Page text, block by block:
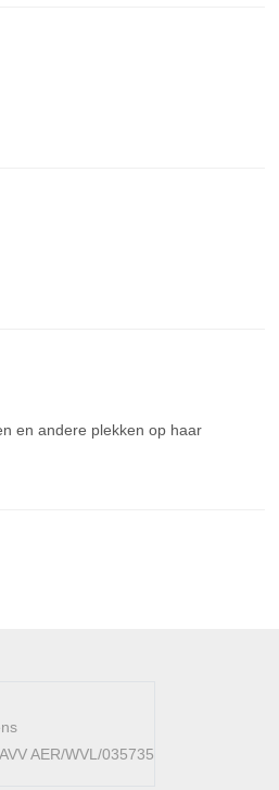
en andere plekken op haar
AER/WVL/035735